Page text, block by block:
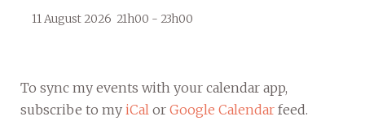
11 August 2026 21h00 - 23h00
To sync my events with your calendar app,
subscribe to my iCal or Google Calendar feed.